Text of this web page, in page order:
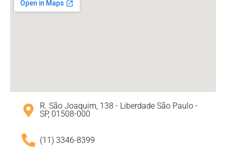
R. São Joaquim, 138 - Liberdade São Paulo -
SP, 01508-000
(11) 3346-8399